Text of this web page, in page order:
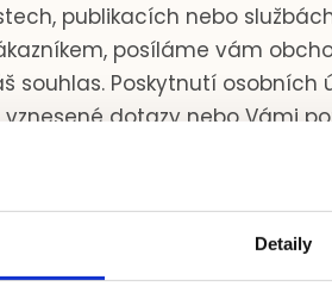
Detaily
publikacích nebo
posíláme vám
Poskytnutí
dotazy nebo Vámi
neuzavření smlouvy
údajů za účelem
Stačí nám v zápatí
žádostí na